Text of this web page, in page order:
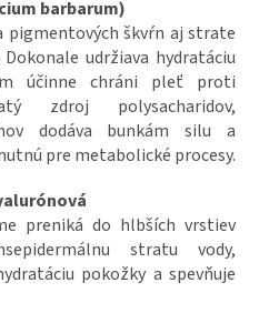
barbarum)
pigmentových škvŕn aj strate
udržiava hydratáciu
účinne chráni pleť proti
zdroj polysacharidov,
dodáva bunkám silu a
pre metabolické procesy.
preniká do hlbších vrstiev
stratu vody,
pokožky a spevňuje